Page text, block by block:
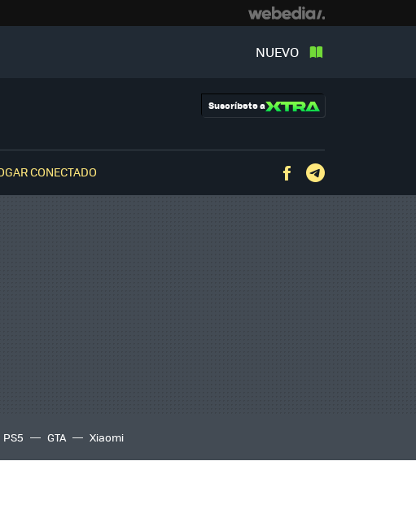
NUEVO
Suscríbete a
CONECTADO Facebook
PS5 GTA Xiaomi